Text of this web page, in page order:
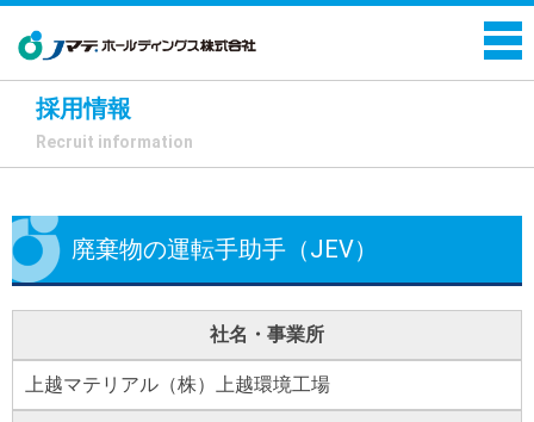
採用情報
Recruit information
廃棄物の運転手助手（JEV）
社名・事業所
上越マテリアル（株）上越環境工場